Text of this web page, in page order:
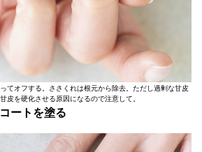
てオフする。ささくれは根元から除去。ただし過剰な甘皮
皮を硬化させる原因になるので注意して。
ートを塗る